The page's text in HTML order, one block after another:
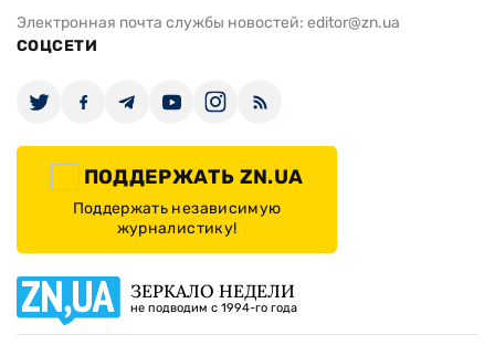
Электронная почта службы новостей: editor@zn.ua
СОЦСЕТИ
ПОДДЕРЖАТЬ ZN.UA
Поддержать независимую
журналистику!
ЗЕРКАЛО НЕДЕЛИ
не подводим с 1994-го года